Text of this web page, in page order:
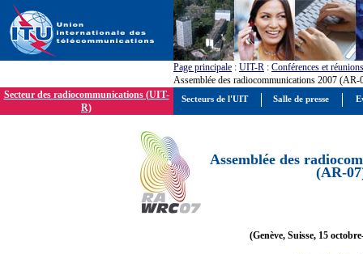
Page principale : UIT-R : Conférences et réunions
Assemblée des radiocommunications 2007 (AR-
Secteur des radiocommunications (UIT-
R)
Assemblée des
(AR-
(Genève, Suisse, 15
Secteurs de l'UIT Salle de presse